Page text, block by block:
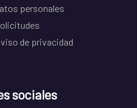
personales
de privacidad
sociales